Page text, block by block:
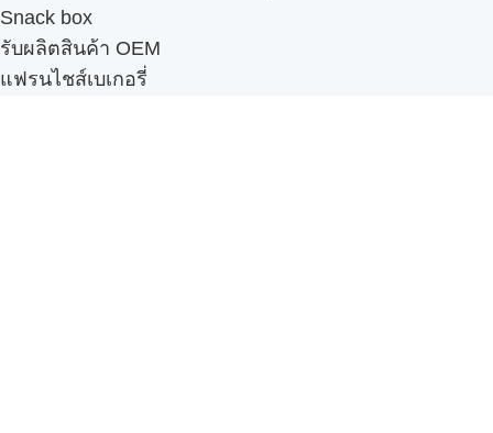
Snack box
รับผลิตสินค้า OEM
แฟรนไชส์เบเกอรี่